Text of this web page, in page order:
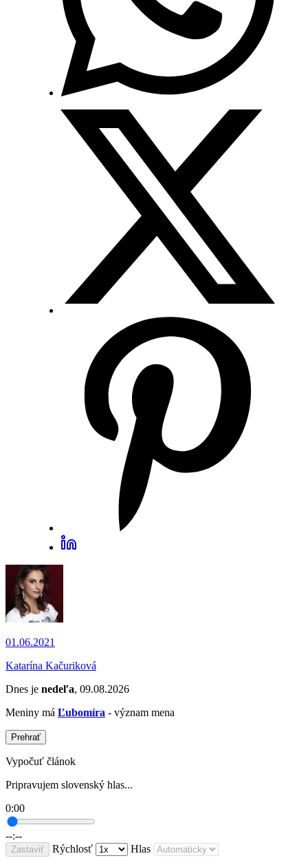
01.06.2021
Katarína Kačuriková
Dnes je nedeľa, 09.08.2026
Meniny má Ľubomíra - význam mena
Prehrať
Vypočuť článok
Pripravujem slovenský hlas...
0:00
--:--
Zastaviť Rýchlosť Hlas